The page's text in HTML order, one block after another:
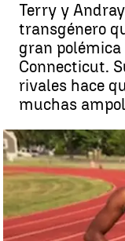
Terry y
transgénero
gran
Connecticut.
rivales hace
muchas
Dos atletas
superioridad: "Si